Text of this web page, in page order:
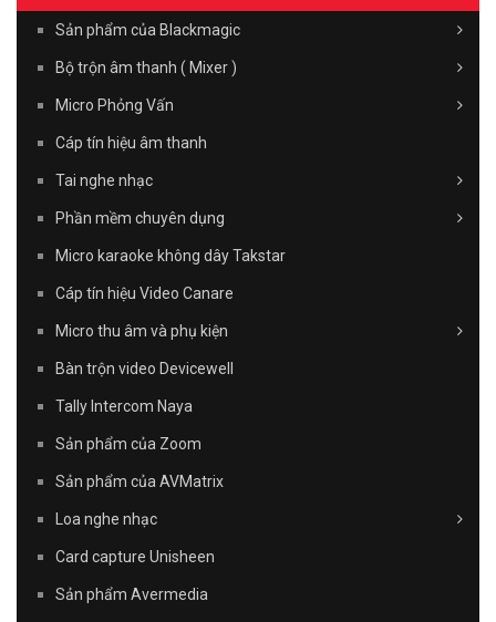
Sản phẩm của Blackmagic
Bộ trộn âm thanh ( Mixer )
Micro Phỏng Vấn
Cáp tín hiệu âm thanh
Tai nghe nhạc
Phần mềm chuyên dụng
Micro karaoke không dây Takstar
Cáp tín hiệu Video Canare
Micro thu âm và phụ kiện
Bàn trộn video Devicewell
Tally Intercom Naya
Sản phẩm của Zoom
Sản phẩm của AVMatrix
Loa nghe nhạc
Card capture Unisheen
Sản phẩm Avermedia